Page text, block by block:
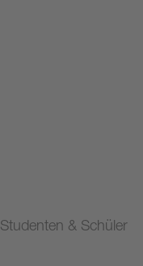
Studenten & Schüler